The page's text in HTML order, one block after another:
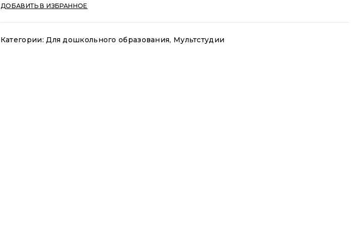
ДОБАВИТЬ В ИЗБРАННОЕ
Категории: Для дошкольного образования, Мультстудии